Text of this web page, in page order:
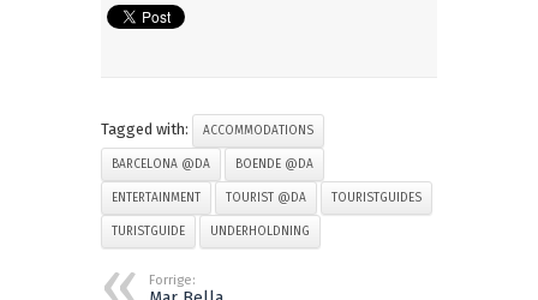
Tagged with: ACCOMMODATIONS
BARCELONA @DA BOENDE @DA
ENTERTAINMENT TOURIST @DA TOURISTGUIDES
TURISTGUIDE UNDERHOLDNING
Forrige: